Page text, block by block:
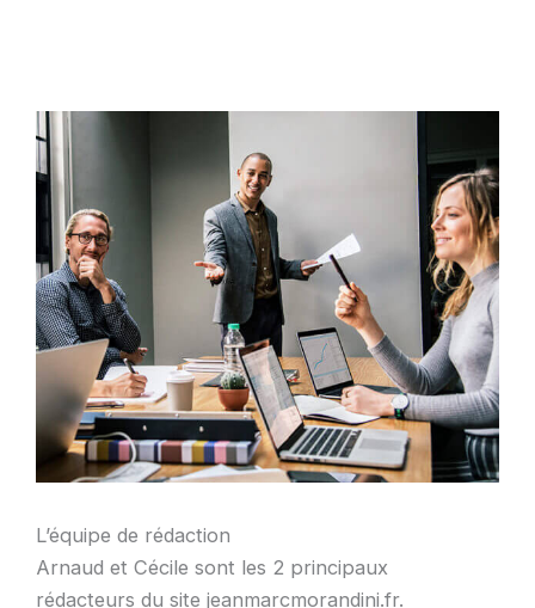
L’équipe de rédaction
Arnaud et Cécile sont les 2 principaux
rédacteurs du site jeanmarcmorandini.fr.